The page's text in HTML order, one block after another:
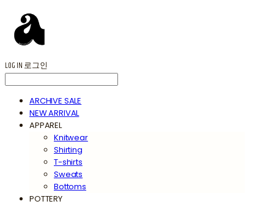
LOG IN 로그인
ARCHIVE SALE
NEW ARRIVAL
APPAREL
Knitwear
Shirting
T-shirts
Sweats
Bottoms
POTTERY